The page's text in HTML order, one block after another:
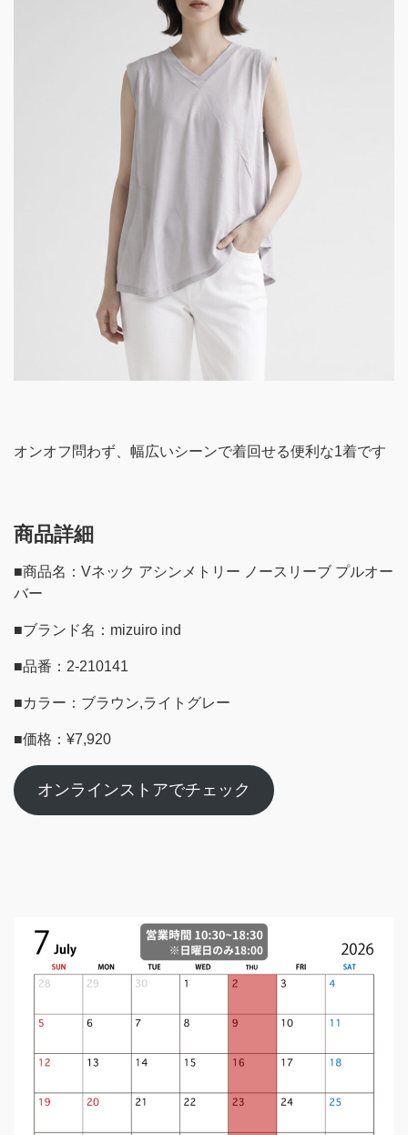
オンオフ問わず、幅広いシーンで着回せる便利な1着です
商品詳細
■商品名：Vネック アシンメトリー ノースリーブ プルオー
バー
■ブランド名：mizuiro ind
■品番：2-210141
■カラー：ブラウン,ライトグレー
■価格：¥7,920
オンラインストアでチェック